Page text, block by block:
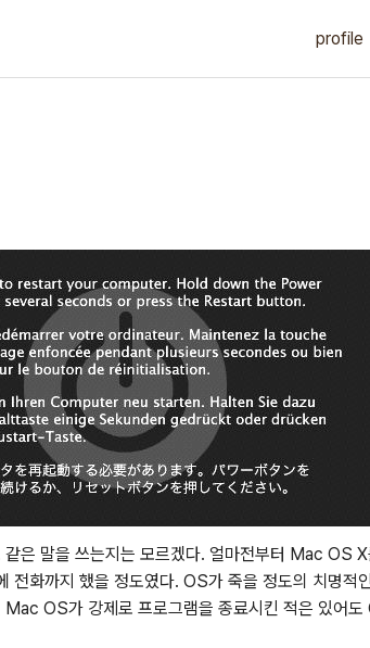
profile
은 말을 쓰는지는 모르겠다. 얼마전부터 Mac OS
화까지 했을 정도였다. OS가 죽을 정도의 치명
OS가 강제로 프로그램을 종료시킨 적은 있어